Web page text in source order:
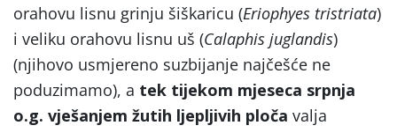
orahovu lisnu grinju šiškaricu (Eriophyes tristriata)
i veliku orahovu lisnu uš (Calaphis juglandis)
(njihovo usmjereno suzbijanje najčešće ne
poduzimamo), a tek tijekom mjeseca srpnja
o.g. vješanjem žutih ljepljivih ploča valja